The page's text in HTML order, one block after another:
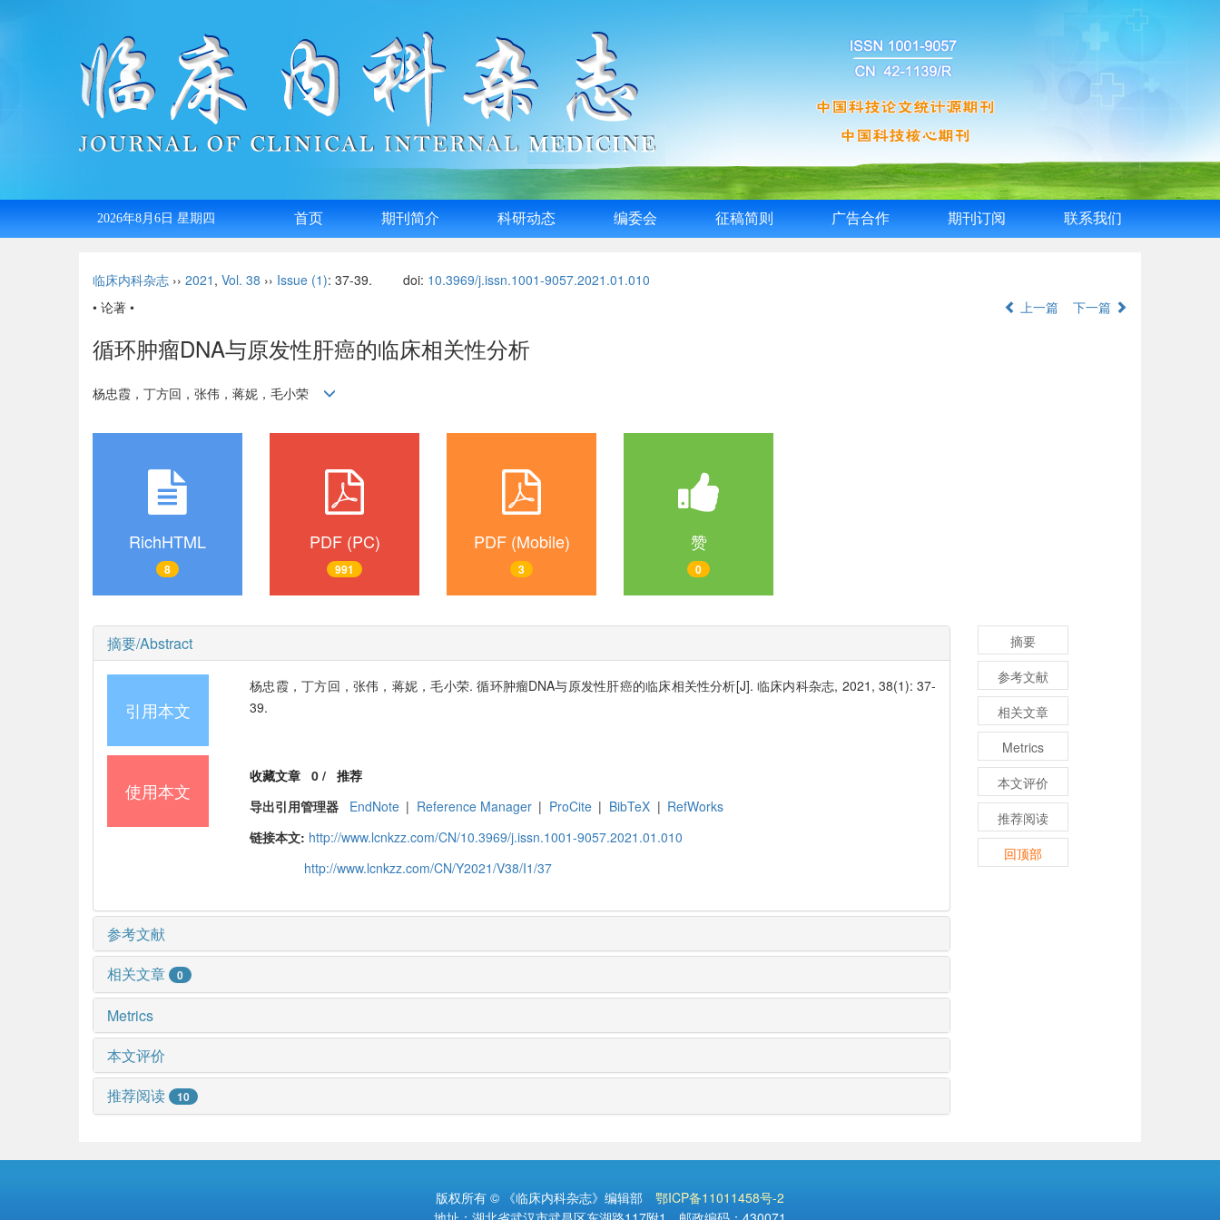
2026年8月6日 星期四 首页 期刊简介 科研动态 编委会 征稿简则 广告合作 期刊订阅 联系我们
临床内科杂志 ›› 2021 , Vol. 38 ›› Issue (1): 37-39. doi: 10.3969/j.issn.1001-9057.2021.01.010
• 论著 •
上一篇 下一篇
循环肿瘤DNA与原发性肝癌的临床相关性分析
杨忠霞，丁方回，张伟，蒋妮，毛小荣
RichHTML
8
PDF (PC)
991
PDF (Mobile)
3
赞
0
摘要/Abstract
引用本文
杨忠霞，丁方回，张伟，蒋妮，毛小荣. 循环肿瘤DNA与原发性肝癌的临床相关性分析[J]. 临床内科杂志, 2021, 38(1): 37-
39.
使用本文
收藏文章 0/ 推荐
导出引用管理器
EndNote | Reference Manager | ProCite | BibTeX | RefWorks
链接本文: http://www.lcnkzz.com/CN/10.3969/j.issn.1001-9057.2021.01.010
http://www.lcnkzz.com/CN/Y2021/V38/I1/37
参考文献
相关文章
0
Metrics
本文评价
推荐阅读
10
摘要
参考文献
相关文章
Metrics
本文评价
推荐阅读
回顶部
版权所有 © 《临床内科杂志》编辑部 鄂ICP备11011458号-2